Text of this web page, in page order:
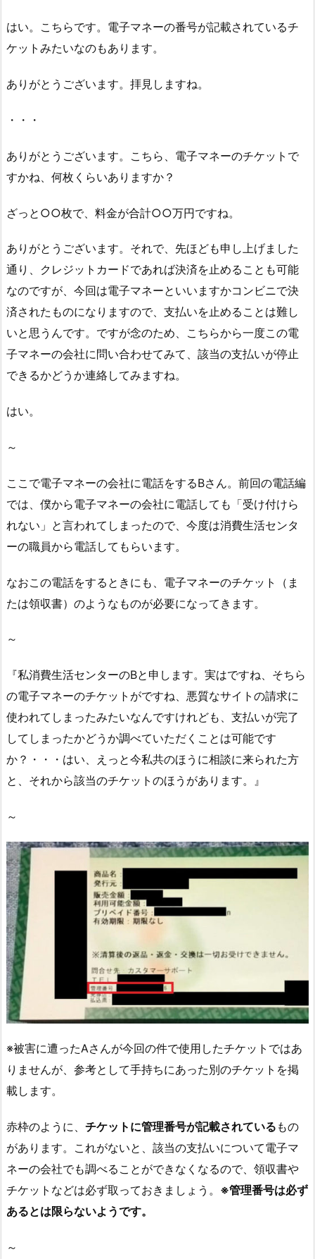
はい。こちらです。電子マネーの番号が記載されているチ
ケットみたいなのもあります。
ありがとうございます。拝見しますね。
・・・
ありがとうございます。こちら、電子マネーのチケットで
すかね、何枚くらいありますか？
ざっと○○枚で、料金が合計○○万円ですね。
ありがとうございます。それで、先ほども申し上げました
通り、クレジットカードであれば決済を止めることも可能
なのですが、今回は電子マネーといいますかコンビニで決
済されたものになりますので、支払いを止めることは難し
いと思うんです。ですが念のため、こちらから一度この電
子マネーの会社に問い合わせてみて、該当の支払いが停止
できるかどうか連絡してみますね。
はい。
～
ここで電子マネーの会社に電話をするBさん。前回の電話編
では、僕から電子マネーの会社に電話しても「受け付けら
れない」と言われてしまったので、今度は消費生活センタ
ーの職員から電話してもらいます。
なおこの電話をするときにも、電子マネーのチケット（ま
たは領収書）のようなものが必要になってきます。
～
『私消費生活センターのBと申します。実はですね、そちら
の電子マネーのチケットがですね、悪質なサイトの請求に
使われてしまったみたいなんですけれども、支払いが完了
してしまったかどうか調べていただくことは可能です
か？・・・はい、えっと今私共のほうに相談に来られた方
と、それから該当のチケットのほうがあります。』
～
※被害に遭ったAさんが今回の件で使用したチケットではあ
りませんが、参考として手持ちにあった別のチケットを掲
載します。
赤枠のように、 チケットに管理番号が記載されている もの
があります。これがないと、該当の支払いについて電子マ
ネーの会社でも調べることができなくなるので、領収書や
チケットなどは必ず取っておきましょう。 ※管理番号は必ず
あるとは限らないようです。
～